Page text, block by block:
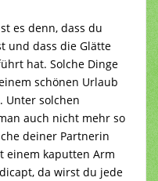
es denn, dass du
und dass die Glätte
hat. Solche Dinge
schönen Urlaub
Unter solchen
auch nicht mehr so
deiner Partnerin
einem kaputten Arm
da wirst du jede